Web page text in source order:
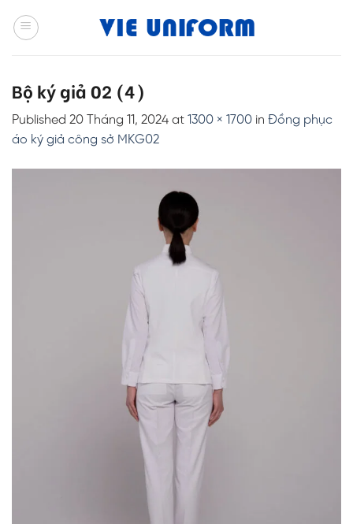
Bộ ký giả 02 (4)
Published 20 Tháng 11, 2024 at 1300 × 1700 in Đồng phục
áo ký giả công sở MKG02